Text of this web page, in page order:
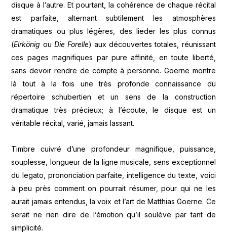
disque à l’autre. Et pourtant, la cohérence de chaque récital
est parfaite, alternant subtilement les atmosphères
dramatiques ou plus légères, des lieder les plus connus
(Elrkönig ou Die Forelle) aux découvertes totales, réunissant
ces pages magnifiques par pure affinité, en toute liberté,
sans devoir rendre de compte à personne. Goerne montre
là tout à la fois une très profonde connaissance du
répertoire schubertien et un sens de la construction
dramatique très précieux; à l’écoute, le disque est un
véritable récital, varié, jamais lassant.
Timbre cuivré d’une profondeur magnifique, puissance,
souplesse, longueur de la ligne musicale, sens exceptionnel
du legato, prononciation parfaite, intelligence du texte, voici
à peu près comment on pourrait résumer, pour qui ne les
aurait jamais entendus, la voix et l’art de Matthias Goerne. Ce
serait ne rien dire de l’émotion qu’il soulève par tant de
simplicité.